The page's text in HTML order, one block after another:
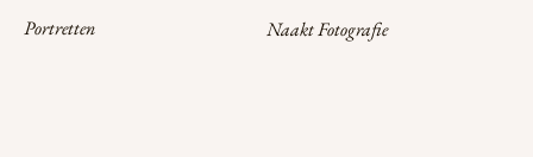
Portretten Naakt Fotografie